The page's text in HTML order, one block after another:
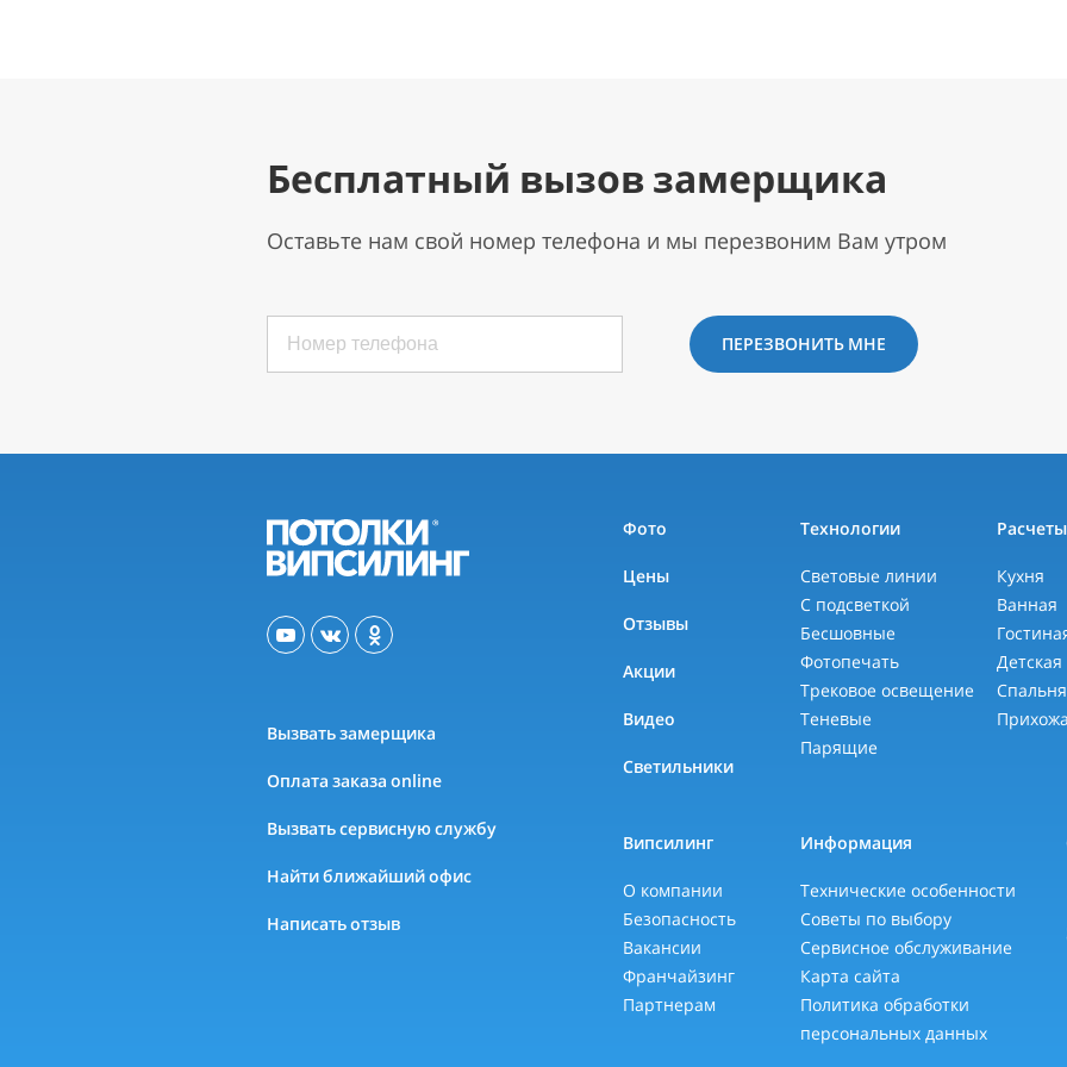
Бесплатный вызов замерщика
Оставьте нам свой номер телефона и мы перезвоним Вам утром
ПЕРЕЗВОНИТЬ МНЕ
Вызвать замерщика
Оплата заказа online
Вызвать сервисную службу
Найти ближайший офис
Написать отзыв
Фото
Цены
Отзывы
Акции
Видео
Светильники
Технологии
Световые линии
С подсветкой
Бесшовные
Фотопечать
Трековое освещение
Теневые
Парящие
Расчеты
Кухня
Ванная
Детская
Спальня
Випсилинг
О компании
Безопасность
Вакансии
Франчайзинг
Партнерам
Информация
Технические особенности
Советы по выбору
Сервисное обслуживание
Карта сайта
Политика обработки
персональных данных